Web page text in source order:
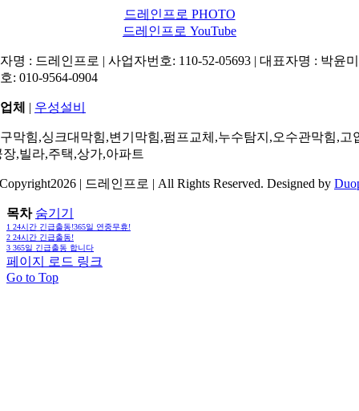
드레인프로 PHOTO
드레인프로 YouTube
명 : 드레인프로 | 사업자번호: 110-52-05693 | 대표자명 : 박윤
: 010-9564-0904
체 | 우성설비
막힘,싱크대막힘,변기막힘,펌프교체,누수탐지,오수관막힘,고
장,빌라,주택,상가,아파트
| 드레인프로 | All Rights Reserved. Designed by
목차 숨기기
1 24시간 긴급출동!365일 연중무휴!
2 24시간 긴급출동!
3 365일 긴급출동 합니다
페이지 로드 링크
Go to Top